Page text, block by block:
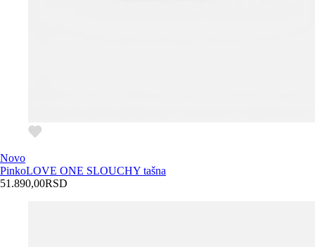
Novo
PinkoLOVE ONE SLOUCHY tašna
51.890,00RSD